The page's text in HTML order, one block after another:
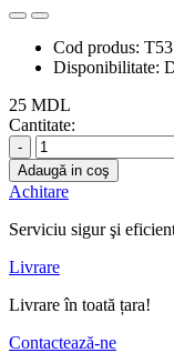
Cod produs:
Disponibilitate:
25 MDL
Cantitate:
-
Adaugă in coş
Achitare
Serviciu sigur şi
Livrare
Livrare în toată țara!
Contactează-ne